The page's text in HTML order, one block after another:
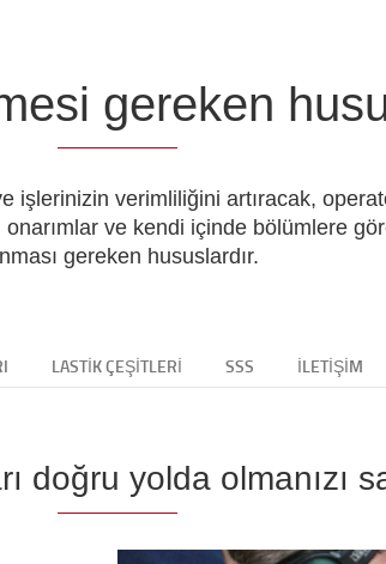
gereken
işlerinizin verimliliğini artıracak,
ve kendi içinde bölümlere
gereken hususlardır.
LASTIK ÇEŞITLERI SSS İLETIŞIM
doğru yolda olmanızı